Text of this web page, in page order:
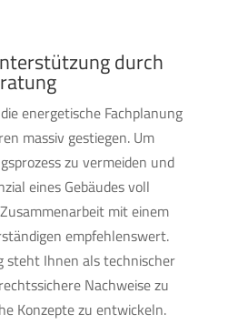
durch
energetische Fachplanung
massiv gestiegen. Um
zu vermeiden und
eines Gebäudes voll
mit einem
empfehlenswert.
steht Ihnen als technischer
Nachweise zu
Konzepte zu entwickeln.